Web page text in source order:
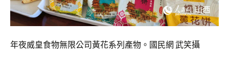
年夜威皇食物無限公司黃花系列產物。國民網 武笑攝